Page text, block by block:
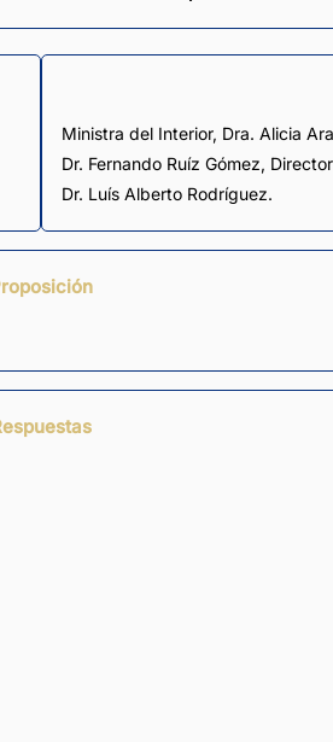
Ministra del Interior, Dra. Alicia
Dr. Fernando Ruíz Gómez,
Dr. Luís Alberto Rodríguez.